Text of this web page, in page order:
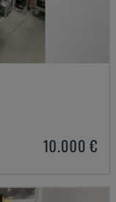
10.000 €